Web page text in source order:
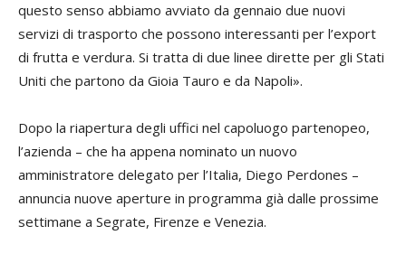
questo senso abbiamo avviato da gennaio due nuovi
servizi di trasporto che possono interessanti per l’export
di frutta e verdura. Si tratta di due linee dirette per gli Stati
Uniti che partono da Gioia Tauro e da Napoli».
Dopo la riapertura degli uffici nel capoluogo partenopeo,
l’azienda – che ha appena nominato un nuovo
amministratore delegato per l’Italia, Diego Perdones –
annuncia nuove aperture in programma già dalle prossime
settimane a Segrate, Firenze e Venezia.